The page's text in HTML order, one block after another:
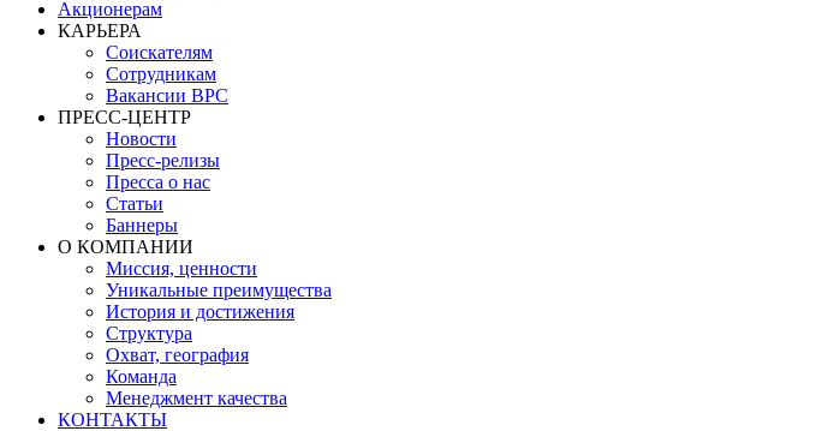
Акционерам
КАРЬЕРА
Соискателям
Сотрудникам
Вакансии BPC
ПРЕСС-ЦЕНТР
Новости
Пресс-релизы
Пресса о нас
Статьи
Баннеры
О КОМПАНИИ
Миссия, ценности
Уникальные преимущества
История и достижения
Структура
Охват, география
Команда
Менеджмент качества
КОНТАКТЫ